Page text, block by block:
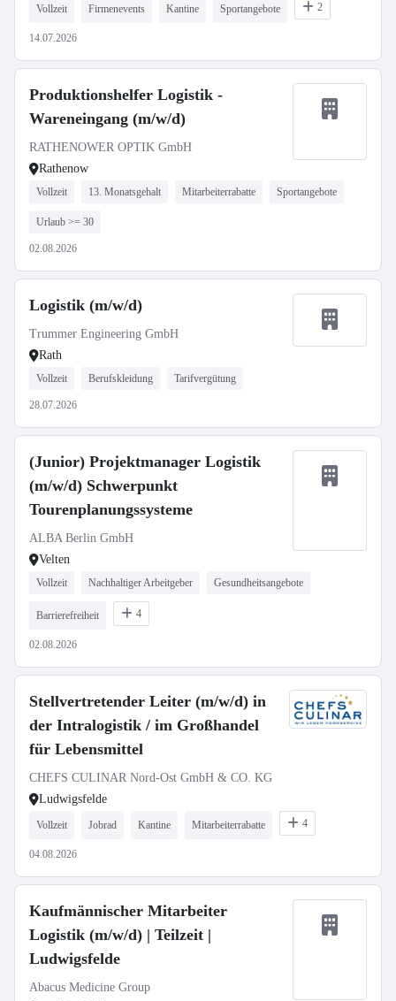
Vollzeit Firmenevents Kantine Sportangebote 2
14.07.2026
Produktionshelfer Logistik -
Wareneingang (m/w/d)
RATHENOWER OPTIK GmbH
Rathenow
Vollzeit 13. Monatsgehalt Mitarbeiterrabatte Sportangebote
Urlaub >= 30
02.08.2026
Logistik (m/w/d)
Trummer Engineering GmbH
Rath
Vollzeit Berufskleidung Tarifvergütung
28.07.2026
(Junior) Projektmanager Logistik
(m/w/d) Schwerpunkt
Tourenplanungssysteme
ALBA Berlin GmbH
Velten
Vollzeit Nachhaltiger Arbeitgeber Gesundheitsangebote
Barrierefreiheit 4
02.08.2026
Stellvertretender Leiter (m/w/d) in
der Intralogistik / im Großhandel
für Lebensmittel
CHEFS CULINAR Nord-Ost GmbH & CO. KG
Ludwigsfelde
Vollzeit Jobrad Kantine Mitarbeiterrabatte 4
04.08.2026
Kaufmännischer Mitarbeiter
Logistik (m/w/d) | Teilzeit |
Ludwigsfelde
Abacus Medicine Group